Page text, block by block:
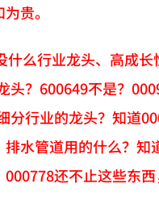
贵。
么行业龙头、高成
？600649不是？
行业的龙头？知道
水管道用的什么？
还不止这些东